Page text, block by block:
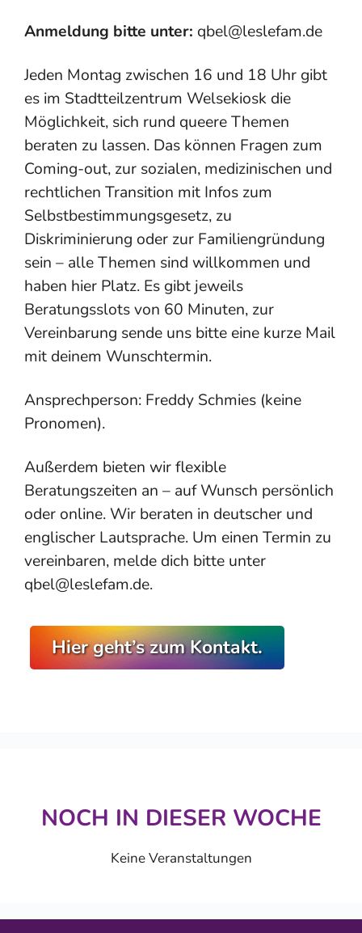
Anmeldung bitte unter: qbel@leslefam.de
Jeden Montag zwischen 16 und 18 Uhr gibt
es im Stadtteilzentrum Welsekiosk die
Möglichkeit, sich rund queere Themen
beraten zu lassen. Das können Fragen zum
Coming-out, zur sozialen, medizinischen und
rechtlichen Transition mit Infos zum
Selbstbestimmungsgesetz, zu
Diskriminierung oder zur Familiengründung
sein – alle Themen sind willkommen und
haben hier Platz. Es gibt jeweils
Beratungsslots von 60 Minuten, zur
Vereinbarung sende uns bitte eine kurze Mail
mit deinem Wunschtermin.
Ansprechperson: Freddy Schmies (keine
Pronomen).
Außerdem bieten wir flexible
Beratungszeiten an – auf Wunsch persönlich
oder online. Wir beraten in deutscher und
englischer Lautsprache. Um einen Termin zu
vereinbaren, melde dich bitte unter
qbel@leslefam.de.
Hier geht’s zum Kontakt.
NOCH IN DIESER WOCHE
Keine Veranstaltungen